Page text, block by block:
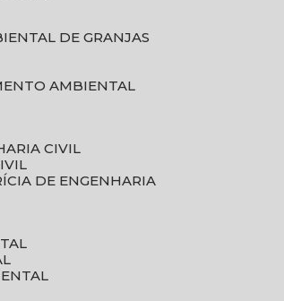
DE GRANJAS
AMBIENTAL
CIVIL
DE ENGENHARIA